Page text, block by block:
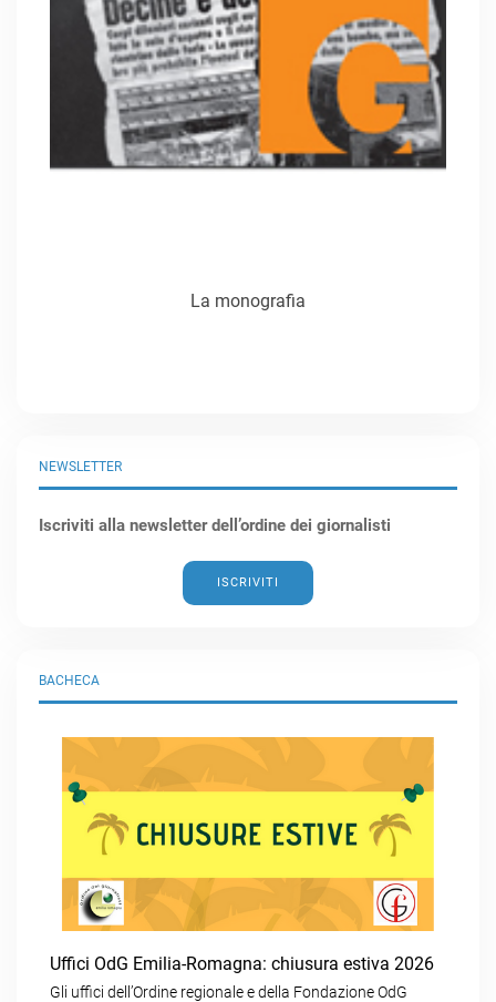
BACHECA
Uffici OdG Emilia-Romagna: chiusura estiva 2026
Gli uffici dell’Ordine regionale e della Fondazione OdG
NEWSLETTER
Iscriviti alla newsletter dell’ordine dei giornalisti
ISCRIVITI
La monografia